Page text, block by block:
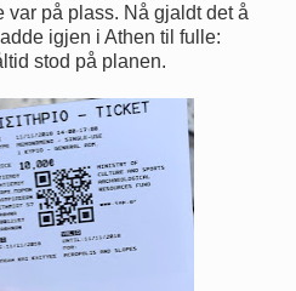
var på plass. Nå gjaldt det å
igjen i Athen til fulle:
stod på planen.